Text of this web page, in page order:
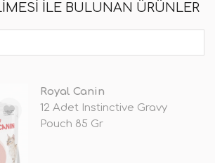
ILE BULUNAN ÜRÜNLER
Royal Canin
12 Adet Instinctive Gravy
Pouch 85 Gr